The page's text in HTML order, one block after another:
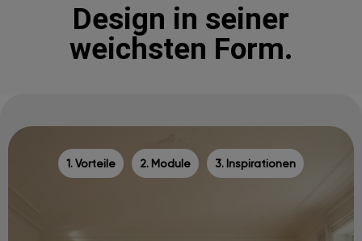
Design in seiner
weichsten Form.
1. Vorteile 2. Module 3. Inspirationen